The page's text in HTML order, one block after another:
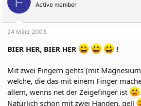
Active member
24 März 2003
BIER HER, BIER HER !
Mit zwei Fingern gehts (mit
welche, die das mit einem Finger
allem, wenns net der Zeigefinger ist
Natürlich schon mit zwei Händen, gell